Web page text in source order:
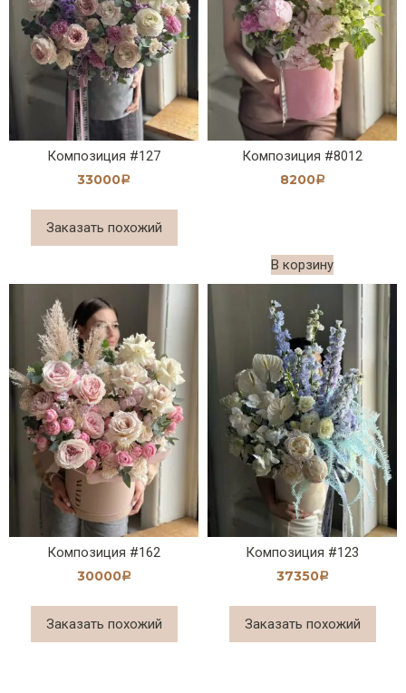
Композиция #127
33000Р
Заказать похожий
Композиция #8012
8200Р
В корзину
Композиция #162
30000Р
Заказать похожий
Композиция #123
37350Р
Заказать похожий